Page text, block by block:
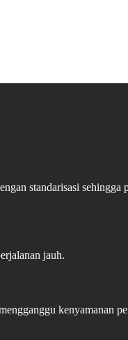
standarisasi sehingga
jauh.
kenyamanan